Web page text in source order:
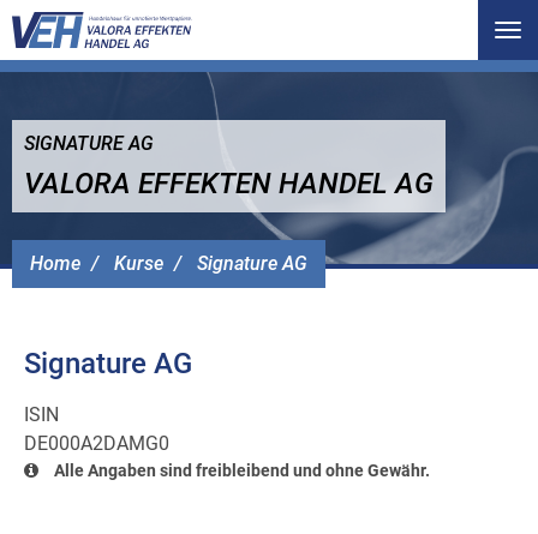
Home Kurse Signature AG
SIGNATURE AG
VALORA EFFEKTEN HANDEL AG
Signature AG
ISIN
DE000A2DAMG0
Alle Angaben sind freibleibend und ohne Gewähr.